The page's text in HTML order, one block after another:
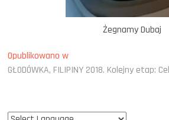
Żegnamy Dubaj
Nawigacja
wpisu
Opublikowano w
GŁODÓWKA, FILIPINY 2018. Kolejny etap: